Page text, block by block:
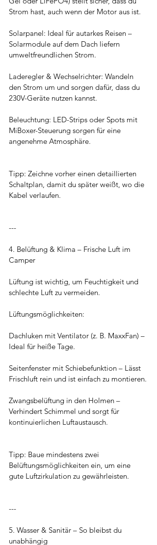
Strom hast, auch wenn der Motor aus ist.
Solarpanel: Ideal für autarkes Reisen –
Solarmodule auf dem Dach liefern
umweltfreundlichen Strom.
Laderegler & Wechselrichter: Wandeln
den Strom um und sorgen dafür, dass du
230V-Geräte nutzen kannst.
Beleuchtung: LED-Strips oder Spots mit
MiBoxer-Steuerung sorgen für eine
angenehme Atmosphäre.
Tipp: Zeichne vorher einen detaillierten
Schaltplan, damit du später weißt, wo die
Kabel verlaufen.
---
4. Belüftung & Klima – Frische Luft im
Camper
Lüftung ist wichtig, um Feuchtigkeit und
schlechte Luft zu vermeiden.
Lüftungsmöglichkeiten:
Dachluken mit Ventilator (z. B. MaxxFan) –
Ideal für heiße Tage.
Seitenfenster mit Schiebefunktion – Lässt
Frischluft rein und ist einfach zu montieren.
Zwangsbelüftung in den Holmen –
Verhindert Schimmel und sorgt für
kontinuierlichen Luftaustausch.
Tipp: Baue mindestens zwei
Belüftungsmöglichkeiten ein, um eine
gute Luftzirkulation zu gewährleisten.
---
5. Wasser & Sanitär – So bleibst du
unabhängig